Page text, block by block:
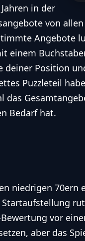
in der
von
Angebote
einem
deiner Position
Puzzleteil
das
Bedarf hat.
niedrigen
vor
aber das